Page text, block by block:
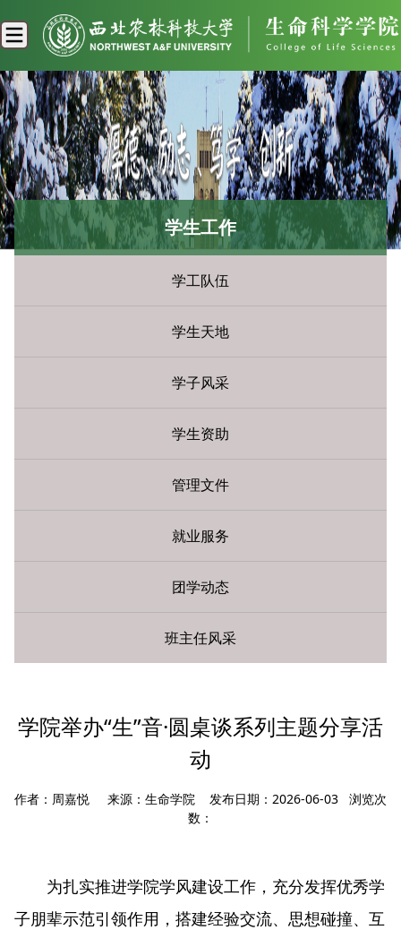
学生工作
学工队伍
学生天地
学子风采
学生资助
管理文件
就业服务
团学动态
班主任风采
学院举办“生”音·圆桌谈系列主题分享活
动
作者：周嘉悦 来源：生命学院 发布日期：2026-06-03 浏览次
数：
为扎实推进学院学风建设工作，充分发挥优秀学
子朋辈示范引领作用，搭建经验交流、思想碰撞、互